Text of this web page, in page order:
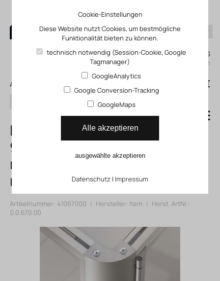
0
Mein KLEFINGHAUS
einloggen
Alle Produkte
Suchen
0,00 €
Profil X 8 40 R80-
90° K15 - XMS,
natur, Zuschnitt
max. 6000mm
Artikelnummer: 41067000 | Hersteller: Item | Herst. ArtNr.:
0.0.670.00
Cookie-Einstellungen
Diese Website nutzt Cookies, um bestmögliche
Funktionalität bieten zu können.
technisch notwendig (Session-Cookie, Google
Tagmanager)
GoogleAnalytics
Google Conversion-Tracking
GoogleMaps
Alle akzeptieren
ausgewählte akzeptieren
Datenschutz | Impressum